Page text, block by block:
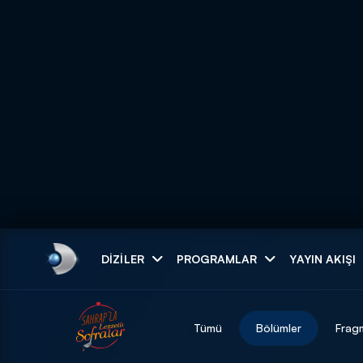
DIZILER PROGRAMLAR YAYIN AKIŞI
ARAMA SONUÇLARI
Tümü Bölümler